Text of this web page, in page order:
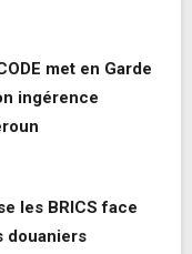
met en Garde
ingérence
les BRICS face
douaniers